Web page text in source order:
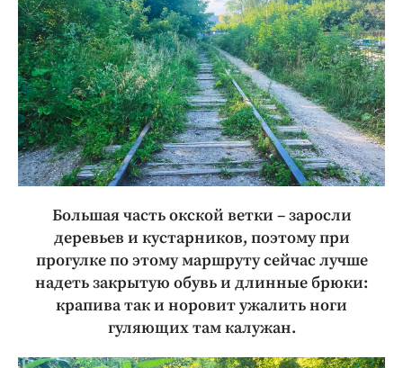
Большая часть окской ветки – заросли
деревьев и кустарников, поэтому при
прогулке по этому маршруту сейчас лучше
надеть закрытую обувь и длинные брюки:
крапива так и норовит ужалить ноги
гуляющих там калужан.